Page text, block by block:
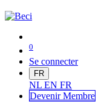
0
Se connecter
FR
NL EN FR
Devenir Membre